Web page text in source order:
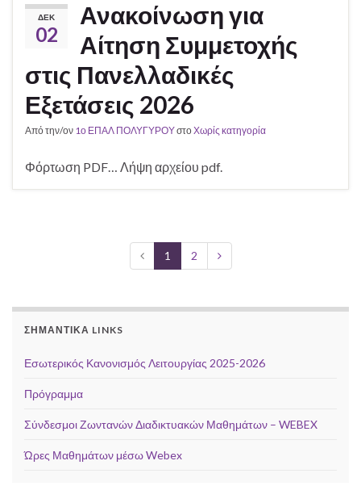
ΔΕΚ
02
Ανακοίνωση για
Αίτηση Συμμετοχής
στις Πανελλαδικές
Εξετάσεις 2026
Από την/ον 1ο ΕΠΑΛ ΠΟΛΥΓΥΡΟΥστοΧωρίς κατηγορία
Φόρτωση PDF… Λήψη αρχείου pdf.
1 2
ΣΗΜΑΝΤΙΚΆ LINKS
Εσωτερικός Κανονισμός Λειτουργίας 2025-2026
Πρόγραμμα
Σύνδεσμοι Ζωντανών Διαδικτυακών Μαθημάτων – WEBEX
Ώρες Μαθημάτων μέσω Webex